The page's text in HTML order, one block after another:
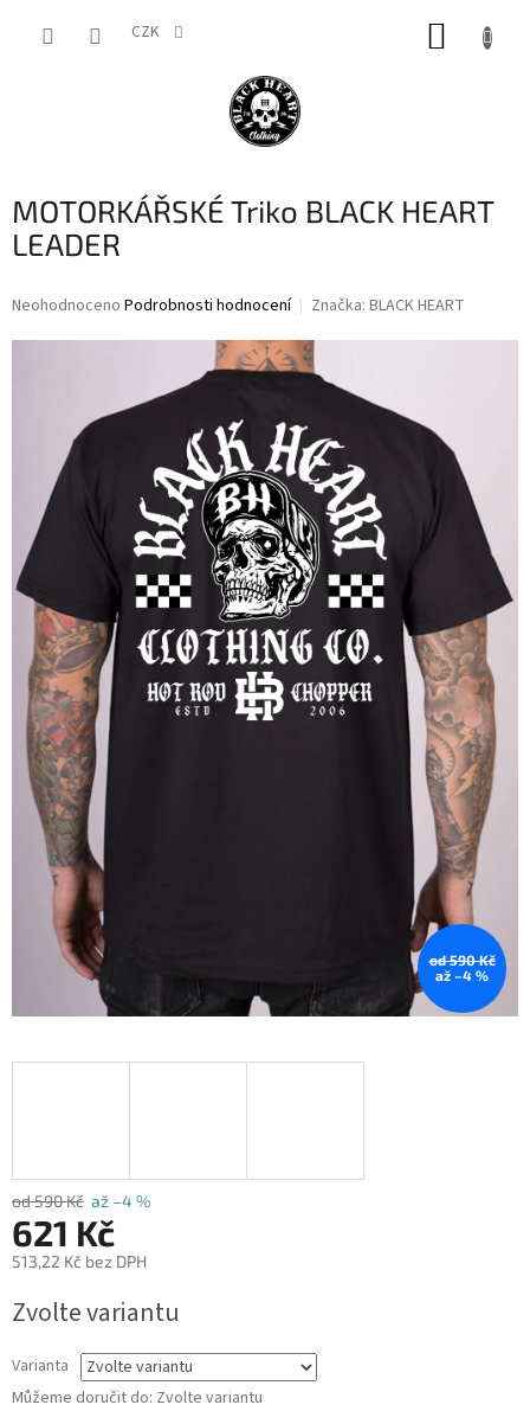
CZK
MOTORKÁŘSKÉ Triko BLACK HEART
LEADER
Průměrné
hvězdiček.
Neohodnoceno Podrobnosti hodnocení Značka: BLACK HEART
od 590 Kč
až –4 %
od 590 Kč až –4 %
621 Kč
513,22 Kč bez DPH
cena:
Zvolte variantu
Varianta
Můžeme doručit do: Zvolte variantu